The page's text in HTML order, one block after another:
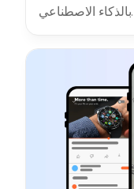
بالذكاء الاصطناعي.